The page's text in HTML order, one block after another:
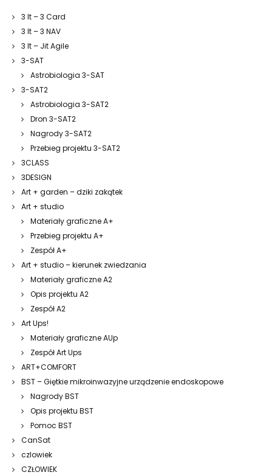
3 It – 3 Card
3 It – 3 NAV
3 It – Jit Agile
3-SAT
Astrobiologia 3-SAT
3-SAT2
Astrobiologia 3-SAT2
Dron 3-SAT2
Nagrody 3-SAT2
Przebieg projektu 3-SAT2
3CLASS
3DESIGN
Art + garden – dziki zakątek
Art + studio
Materiały graficzne A+
Przebieg projektu A+
Zespół A+
Art + studio – kierunek zwiedzania
Materiały graficzne A2
Opis projektu A2
Zespół A2
Art Ups!
Materiały graficzne AUp
Zespół Art Ups
ART+COMFORT
BST – Giętkie mikroinwazyjne urządzenie endoskopowe
Nagrody BST
Opis projektu BST
Pomoc BST
CanSat
czlowiek
CZŁOWIEK